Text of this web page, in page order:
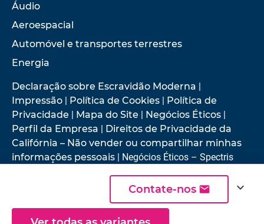
Contate-nos expand_more
Áudio
Aeroespacial
Automóvel e transportes terrestres
Energia
Declaração sobre Escravidão Moderna |
Impressão | Política de Cookies | Política de
Privacidade | Mapa do Site | Negócios Éticos |
Perfil da Empresa | Direitos de Privacidade da
Califórnia – Não vender ou compartilhar minhas
informações pessoais | Negócios Éticos – Spectris